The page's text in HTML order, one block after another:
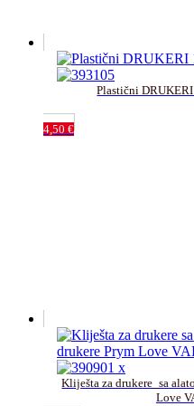
Plastični
4,50 €
Kliješta za drukere_sa
Love